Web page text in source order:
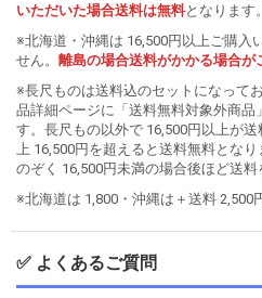
いただいた場合送料は無料となります。
※北海道・沖縄は 16,500円以上ご購入
せん。 離島の場合送料がかかる場合が
※長尺ものは送料込のセットになって
品詳細ページに「送料無料対象外商品
す。長尺もの以外で 16,500円以上が
上 16,500円を超えると送料無料とな
のぞく 16,500円未満の場合後ほど送料
※北海道は 1,800・沖縄は＋送料 2,500
✅ よくあるご質問